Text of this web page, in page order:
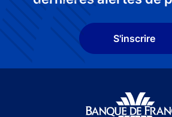
S'inscrire